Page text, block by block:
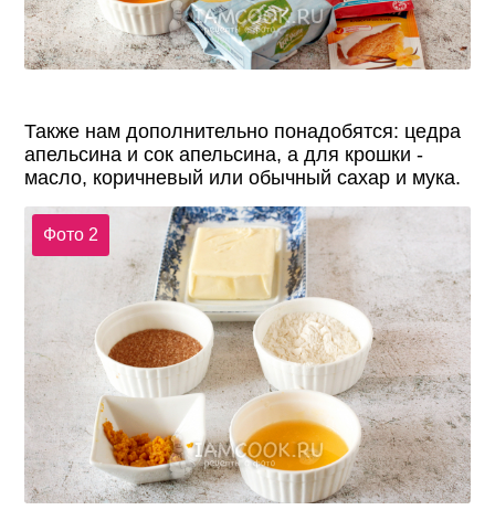
Также нам дополнительно понадобятся: цедра
апельсина и сок апельсина, а для крошки -
масло, коричневый или обычный сахар и мука.
Фото 2